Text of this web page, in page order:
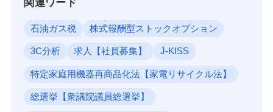
関連ワード
石油ガス税 株式報酬型ストックオプション
3C分析 求人【社員募集】 J-KISS
特定家庭用機器再商品化法【家電リサイクル法】
総選挙【衆議院議員総選挙】